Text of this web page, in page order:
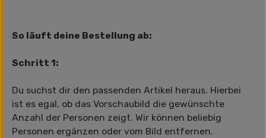
So läuft deine Bestellung ab:
Schritt 1:
Du suchst dir den passenden Artikel heraus. Hierbei
ist es egal, ob das Vorschaubild die gewünschte
Anzahl der Personen zeigt. Wir können beliebig
Personen ergänzen oder vom Bild entfernen.